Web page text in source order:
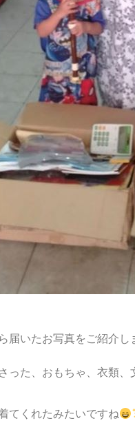
届いたお写真をご紹介し
った、おもちゃ、衣類
てくれたみたいですね